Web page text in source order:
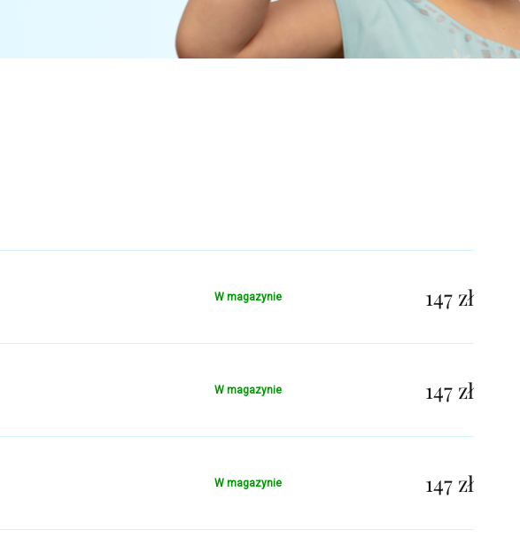
W magazynie 147 zł
W magazynie 147 zł
W magazynie 147 zł